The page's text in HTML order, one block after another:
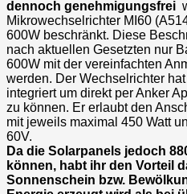
dennoch genehmigungsfrei
Mikrowechselrichter MI60
600W beschränkt. Diese
nach aktuellen Gesetzten nur
600W mit der vereinfachten
werden. Der Wechselrichter
integriert um direkt per Anker
zu können. Er erlaubt den
mit jeweils maximal 450 Watt
60V.
Da die Solarpanels jedoch
können, habt ihr den Vorteil
Sonnenschein bzw.